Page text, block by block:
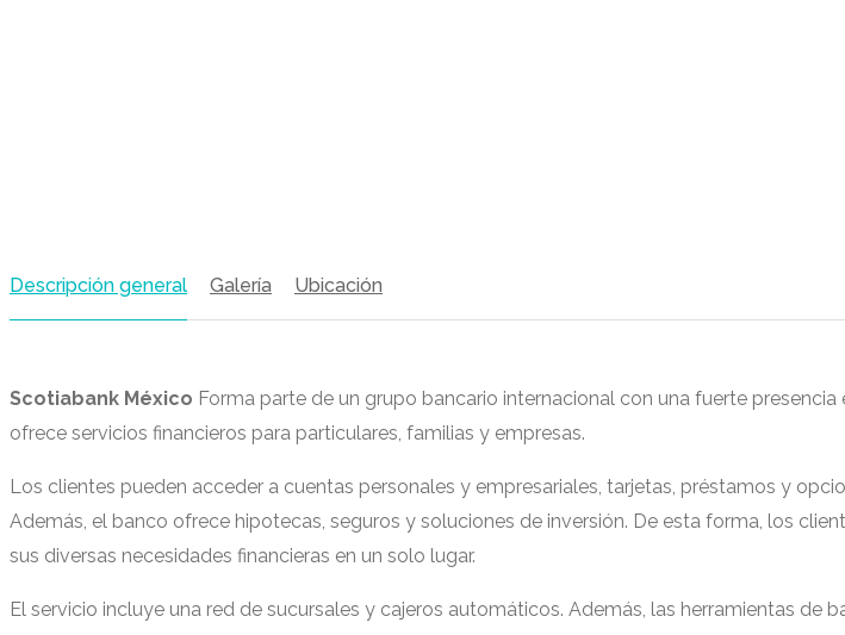
Descripción general Galería Ubicación
Scotiabank México Forma parte de un grupo bancario internacional con una fuerte presencia
ofrece servicios financieros para particulares, familias y empresas.
Los clientes pueden acceder a cuentas personales y empresariales, tarjetas, préstamos y
Además, el banco ofrece hipotecas, seguros y soluciones de inversión. De esta forma, los
sus diversas necesidades financieras en un solo lugar.
El servicio incluye una red de sucursales y cajeros automáticos. Además, las herramientas de